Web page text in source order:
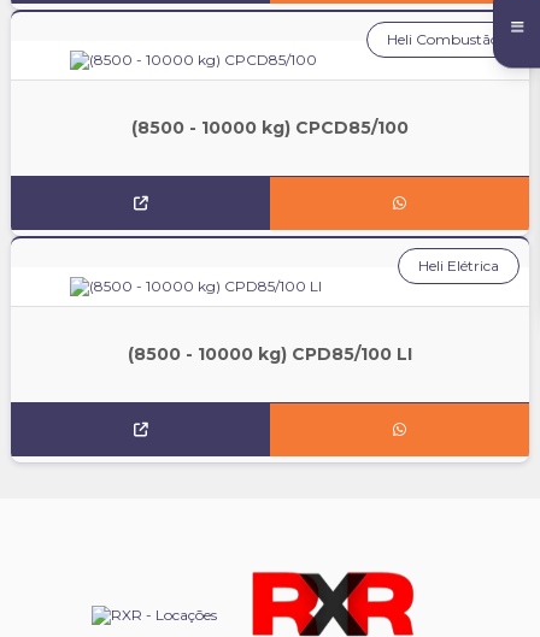
(8500 - 10000 kg) CPCD85/100
Heli Combustão
(8500 - 10000 kg) CPD85/100 LI
Heli Elétrica